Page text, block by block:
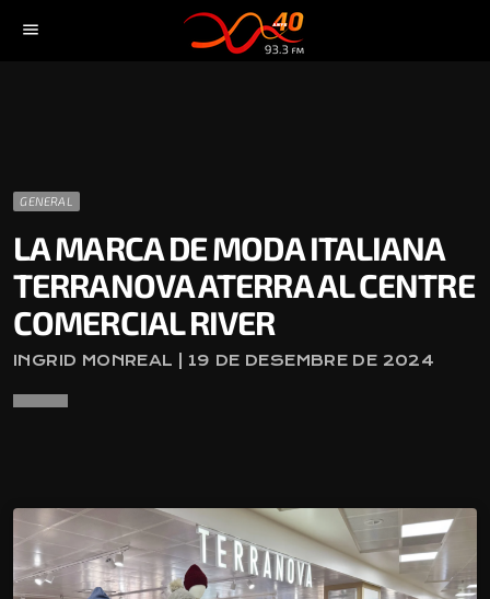
menu
GENERAL
LA MARCA DE MODA ITALIANA
TERRANOVA ATERRA AL CENTRE
COMERCIAL RIVER
INGRID MONREAL | 19 DE DESEMBRE DE 2024